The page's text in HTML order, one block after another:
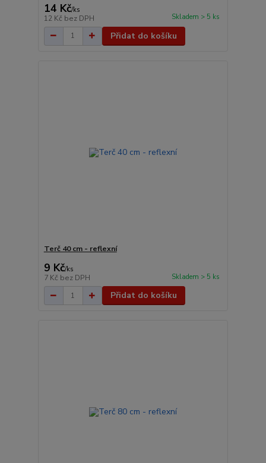
14 Kč/ks
12 Kč bez DPH Skladem > 5 ks
Přidat do košíku
Terč 40 cm - reflexní
9 Kč/ks
7 Kč bez DPH Skladem > 5 ks
Přidat do košíku